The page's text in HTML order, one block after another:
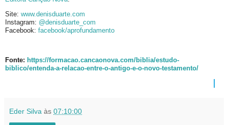
Site: www.denisduarte.com
Instagram: @denisduarte_com
Facebook: facebook/aprofundamento
Fonte: https://formacao.cancaonova.com/biblia/estudo-
biblico/entenda-a-relacao-entre-o-antigo-e-o-novo-testamento/
Eder Silva às 07:10:00